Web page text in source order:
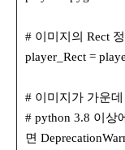
# 이미지의 Rect
player_Rect =
# 이미지가 가운
# python 3.8 이상
면